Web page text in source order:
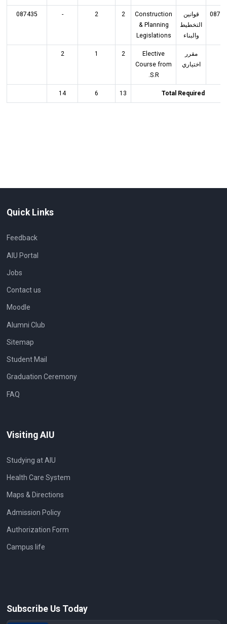
قوانين
التخطيط
والبناء
Construction
& Planning
Legislations
2
2
-
087435
مقرر
اختياري
Elective
Course from
S.R.
2
1
2
Total Required
13
6
14
Quick Links
Feedback
AIU Portal
Jobs
Contact us
Moodle
Alumni Club
Sitemap
Student Mail
Graduation Ceremony
FAQ
Visiting AIU
Studying at AIU
Health Care System
Maps & Directions
Admission Policy
Authorization Form
Campus life
Subscribe Us Today